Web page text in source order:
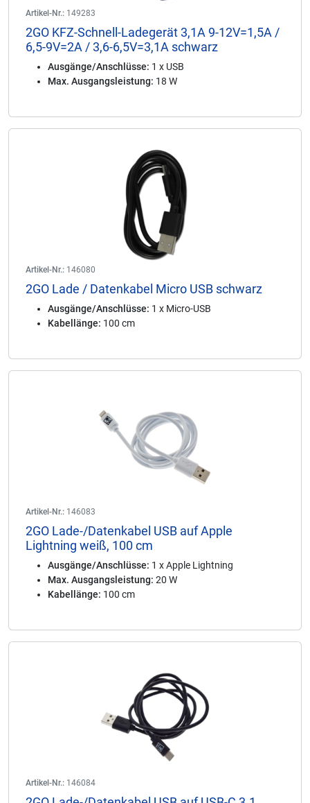
Artikel-Nr.: 149283
2GO KFZ-Schnell-Ladegerät 3,1A 9-12V=1,5A /
6,5-9V=2A / 3,6-6,5V=3,1A schwarz
Ausgänge/Anschlüsse: 1 x USB
Max. Ausgangsleistung: 18 W
Artikel-Nr.: 146080
2GO Lade / Datenkabel Micro USB schwarz
Ausgänge/Anschlüsse: 1 x Micro-USB
Kabellänge: 100 cm
Artikel-Nr.: 146083
2GO Lade-/Datenkabel USB auf Apple
Lightning weiß, 100 cm
Ausgänge/Anschlüsse: 1 x Apple Lightning
Max. Ausgangsleistung: 20 W
Kabellänge: 100 cm
Artikel-Nr.: 146084